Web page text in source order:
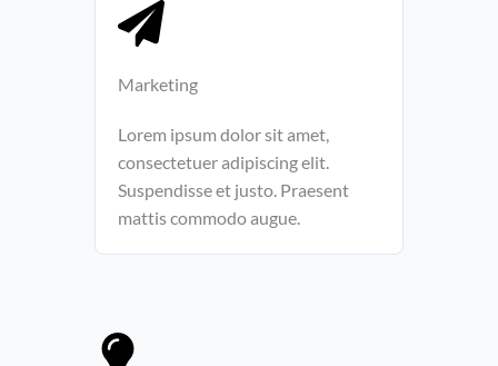
Marketing​​
Lorem ipsum dolor sit amet,
consectetuer adipiscing elit.
Suspendisse et justo. Praesent
mattis commodo augue.